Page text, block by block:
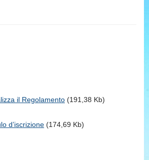
il Regolamento (191,38 Kb)
d’iscrizione (174,69 Kb)